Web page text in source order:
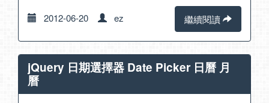
2012-06-20 ez 繼續閱讀
jQuery 日期選擇器 Date Picker 日曆 月
曆